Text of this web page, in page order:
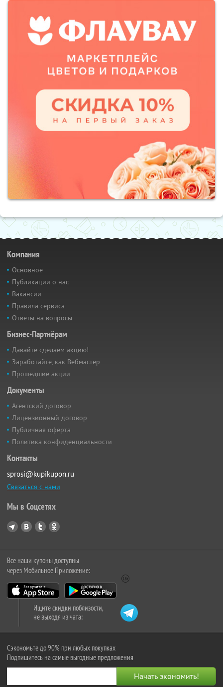
Компания
Основное
Публикации о нас
Вакансии
Правила сервиса
Ответы на вопросы
Бизнес-Партнёрам
Давайте сделаем акцию!
Заработайте, как Вебмастер
Прошедшие акции
Документы
Агентский договор
Лицензионный договор
Публичная оферта
Политика конфиденциальности
Контакты
sprosi@kupikupon.ru
Связаться с нами
Мы в Соцсетях
Все наши купоны доступны
через Мобильное Приложение:
Ищите скидки поблизости,
не выходя из чата:
Сэкономьте до 90% при любых покупках
Подпишитесь на самые выгодные предложения